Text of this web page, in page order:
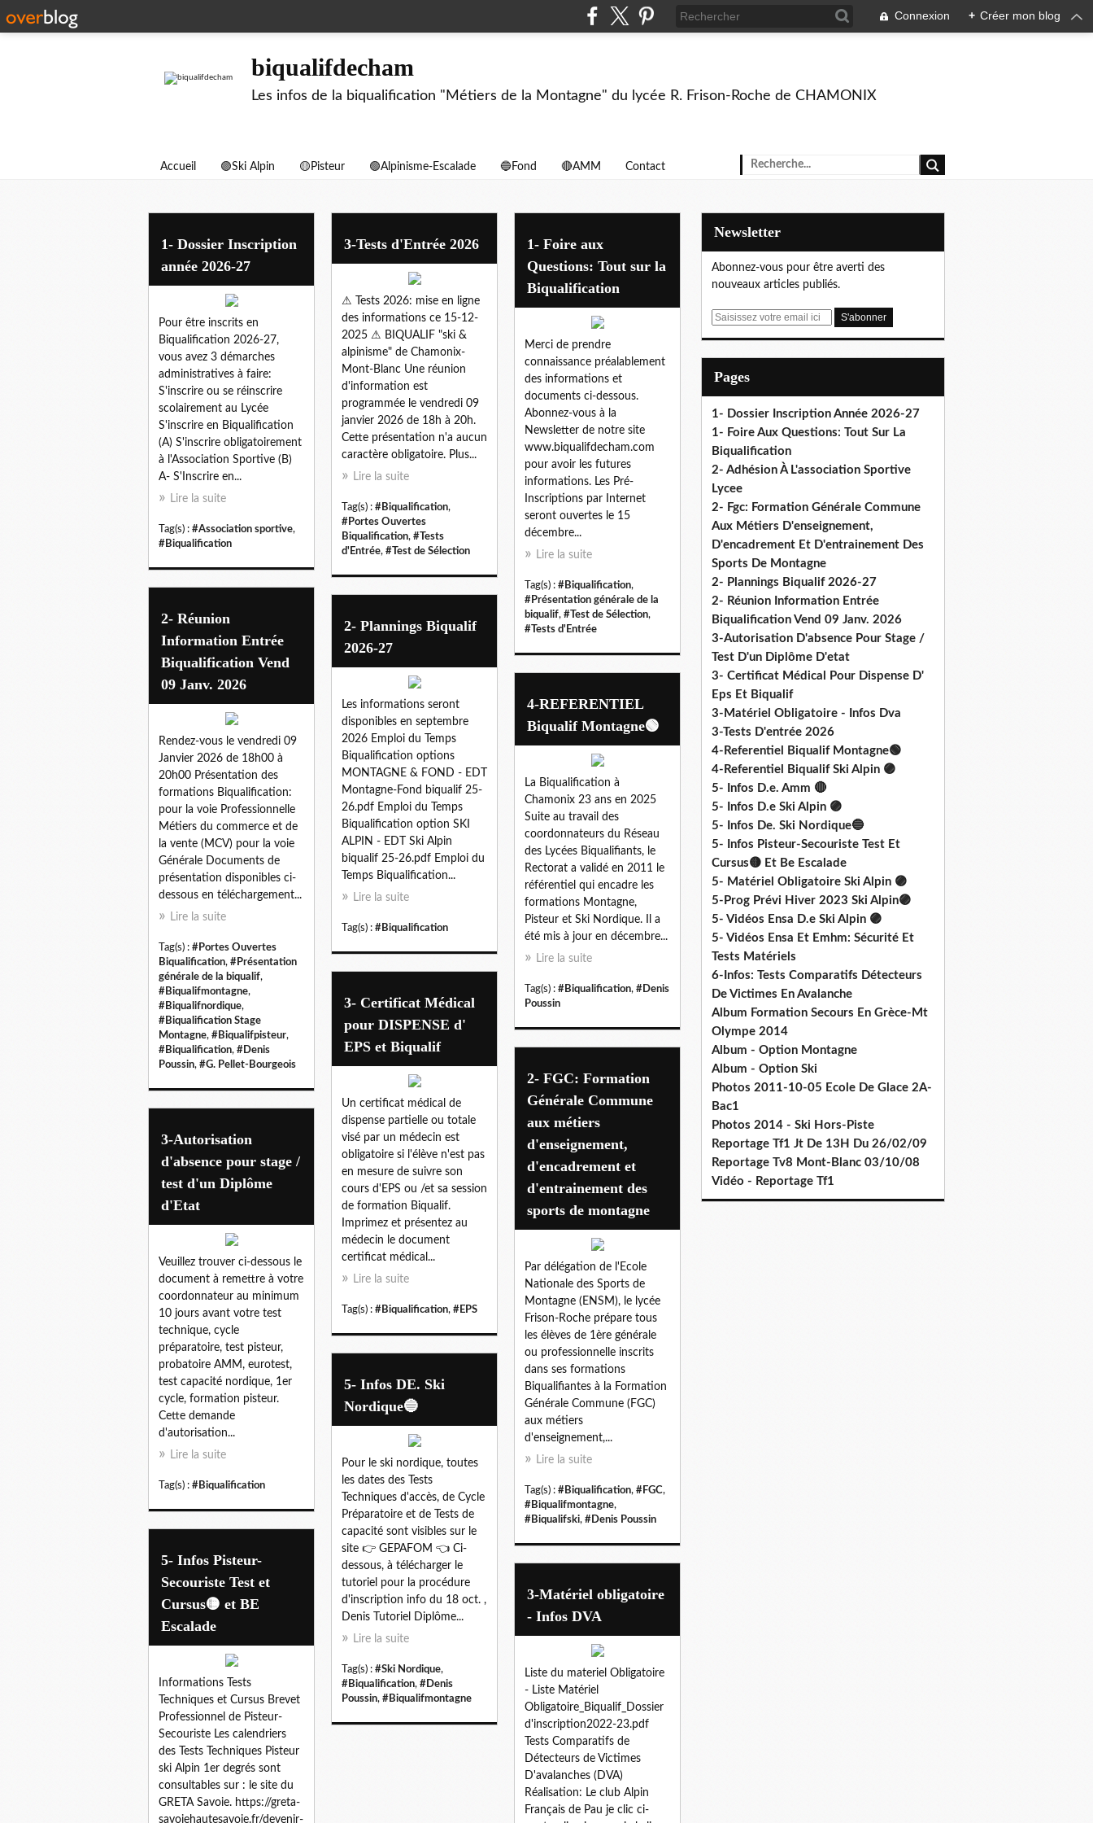
Connexion + Créer mon blog
biqualifdecham
Les infos de la biqualification "Métiers de la Montagne" du lycée R. Frison-Roche de CHAMONIX
Accueil 🟣Ski Alpin 🟡Pisteur 🟢Alpinisme-Escalade 🔵Fond 🔴AMM Contact
biqualification
1- Dossier Inscription
année 2026-27
Pour être inscrits en
Biqualification 2026-27,
vous avez 3 démarches
administratives à faire:
S'inscrire ou se réinscrire
scolairement au Lycée
S'inscrire en Biqualification
(A) S'inscrire obligatoirement
à l'Association Sportive (B)
A- S'Inscrire en...
Lire la suite
Tag(s) : #Association sportive,
#Biqualification
3-Tests d'Entrée 2026
⚠ Tests 2026: mise en ligne
des informations ce 15-12-
2025 ⚠ BIQUALIF "ski &
alpinisme" de Chamonix-
Mont-Blanc Une réunion
d'information est
programmée le vendredi 09
janvier 2026 de 18h à 20h.
Cette présentation n'a aucun
caractère obligatoire. Plus...
Lire la suite
Tag(s) : #Biqualification,
#Portes Ouvertes
Biqualification, #Tests
d'Entrée, #Test de Sélection
1- Foire aux
Questions: Tout sur la
Biqualification
Merci de prendre
connaissance préalablement
des informations et
documents ci-dessous.
Abonnez-vous à la
Newsletter de notre site
www.biqualifdecham.com
pour avoir les futures
informations. Les Pré-
Inscriptions par Internet
seront ouvertes le 15
décembre...
Lire la suite
Tag(s) : #Biqualification,
#Présentation générale de la
biqualif, #Test de Sélection,
#Tests d'Entrée
2- Réunion
Information Entrée
Biqualification Vend
09 Janv. 2026
Rendez-vous le vendredi 09
Janvier 2026 de 18h00 à
20h00 Présentation des
formations Biqualification:
pour la voie Professionnelle
Métiers du commerce et de
la vente (MCV) pour la voie
Générale Documents de
présentation disponibles ci-
dessous en téléchargement...
Lire la suite
Tag(s) : #Portes Ouvertes
Biqualification, #Présentation
générale de la biqualif,
#Biqualifmontagne,
#Biqualifnordique,
#Biqualification Stage
Montagne, #Biqualifpisteur,
#Biqualification, #Denis
Poussin, #G. Pellet-Bourgeois
2- Plannings Biqualif
2026-27
Les informations seront
disponibles en septembre
2026 Emploi du Temps
Biqualification options
MONTAGNE & FOND - EDT
Montagne-Fond biqualif 25-
26.pdf Emploi du Temps
Biqualification option SKI
ALPIN - EDT Ski Alpin
biqualif 25-26.pdf Emploi du
Temps Biqualification...
Lire la suite
Tag(s) : #Biqualification
4-REFERENTIEL
Biqualif Montagne🟢
La Biqualification à
Chamonix 23 ans en 2025
Suite au travail des
coordonnateurs du Réseau
des Lycées Biqualifiants, le
Rectorat a validé en 2011 le
référentiel qui encadre les
formations Montagne,
Pisteur et Ski Nordique. Il a
été mis à jour en décembre...
Lire la suite
Tag(s) : #Biqualification, #Denis
Poussin
3- Certificat Médical
pour DISPENSE d'
EPS et Biqualif
Un certificat médical de
dispense partielle ou totale
visé par un médecin est
obligatoire si l'élève n'est pas
en mesure de suivre son
cours d'EPS ou /et sa session
de formation Biqualif.
Imprimez et présentez au
médecin le document
certificat médical...
Lire la suite
Tag(s) : #Biqualification, #EPS
2- FGC: Formation
Générale Commune
aux métiers
d'enseignement,
d'encadrement et
d'entrainement des
sports de montagne
Par délégation de l'Ecole
Nationale des Sports de
Montagne (ENSM), le lycée
Frison-Roche prépare tous
les élèves de 1ère générale
ou professionnelle inscrits
dans ses formations
Biqualifiantes à la Formation
Générale Commune (FGC)
aux métiers
d'enseignement,...
Lire la suite
Tag(s) : #Biqualification, #FGC,
#Biqualifmontagne,
#Biqualifski, #Denis Poussin
3-Autorisation
d'absence pour stage /
test d'un Diplôme
d'Etat
Veuillez trouver ci-dessous le
document à remettre à votre
coordonnateur au minimum
10 jours avant votre test
technique, cycle
préparatoire, test pisteur,
probatoire AMM, eurotest,
test capacité nordique, 1er
cycle, formation pisteur.
Cette demande
d'autorisation...
Lire la suite
Tag(s) : #Biqualification
5- Infos DE. Ski
Nordique🔵
Pour le ski nordique, toutes
les dates des Tests
Techniques d'accès, de Cycle
Préparatoire et de Tests de
capacité sont visibles sur le
site 👉 GEPAFOM 👈 Ci-
dessous, à télécharger le
tutoriel pour la procédure
d'inscription info du 18 oct. ,
Denis Tutoriel Diplôme...
Lire la suite
Tag(s) : #Ski Nordique,
#Biqualification, #Denis
Poussin, #Biqualifmontagne
5- Infos Pisteur-
Secouriste Test et
Cursus🟡 et BE
Escalade
Informations Tests
Techniques et Cursus Brevet
Professionnel de Pisteur-
Secouriste Les calendriers
des Tests Techniques Pisteur
ski Alpin 1er degrés sont
consultables sur : le site du
GRETA Savoie. https://greta-
savoiehautesavoie.fr/devenir-
3-Matériel obligatoire
- Infos DVA
Liste du materiel Obligatoire
- Liste Matériel
Obligatoire_Biqualif_Dossier
d'inscription2022-23.pdf
Tests Comparatifs de
Détecteurs de Victimes
D'avalanches (DVA)
Réalisation: Le club Alpin
Français de Pau je clic ci-
Newsletter
Abonnez-vous pour être averti des
nouveaux articles publiés.
E
Pages
1- Dossier Inscription Année 2026-27
1- Foire Aux Questions: Tout Sur La
Biqualification
2- Adhésion À L'association Sportive
Lycee
2- Fgc: Formation Générale Commune
Aux Métiers D'enseignement,
D'encadrement Et D'entrainement Des
Sports De Montagne
2- Plannings Biqualif 2026-27
2- Réunion Information Entrée
Biqualification Vend 09 Janv. 2026
3-Autorisation D'absence Pour Stage /
Test D'un Diplôme D'etat
3- Certificat Médical Pour Dispense D'
Eps Et Biqualif
3-Matériel Obligatoire - Infos Dva
3-Tests D'entrée 2026
4-Referentiel Biqualif Montagne🟢
4-Referentiel Biqualif Ski Alpin 🟣
5- Infos D.e. Amm 🔴
5- Infos D.e Ski Alpin 🟣
5- Infos De. Ski Nordique🔵
5- Infos Pisteur-Secouriste Test Et
Cursus🟡 Et Be Escalade
5- Matériel Obligatoire Ski Alpin 🟣
5-Prog Prévi Hiver 2023 Ski Alpin🟣
5- Vidéos Ensa D.e Ski Alpin 🟣
5- Vidéos Ensa Et Emhm: Sécurité Et
Tests Matériels
6-Infos: Tests Comparatifs Détecteurs
De Victimes En Avalanche
Album Formation Secours En Grèce-Mt
Olympe 2014
Album - Option Montagne
Album - Option Ski
Photos 2011-10-05 Ecole De Glace 2A-
Bac1
Photos 2014 - Ski Hors-Piste
Reportage Tf1 Jt De 13H Du 26/02/09
Reportage Tv8 Mont-Blanc 03/10/08
Vidéo - Reportage Tf1